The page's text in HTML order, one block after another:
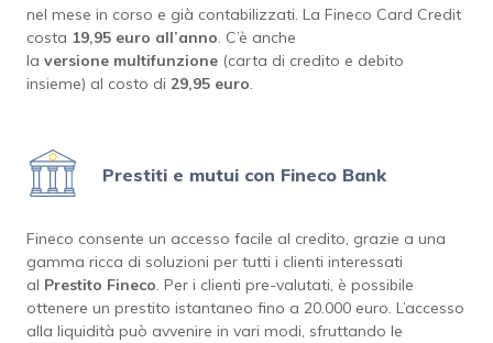
nel mese in corso e già contabilizzati. La Fineco Card Credit
costa 19,95 euro all’anno. C’è anche
la versione multifunzione (carta di credito e debito
insieme) al costo di 29,95 euro.
Prestiti e mutui con Fineco Bank
Fineco consente un accesso facile al credito, grazie a una
gamma ricca di soluzioni per tutti i clienti interessati
al Prestito Fineco. Per i clienti pre-valutati, è possibile
ottenere un prestito istantaneo fino a 20.000 euro. L’accesso
alla liquidità può avvenire in vari modi, sfruttando le